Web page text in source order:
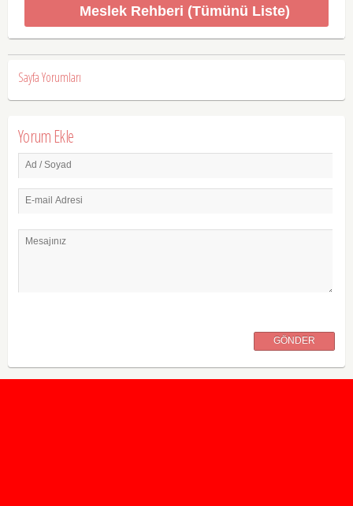
Meslek Rehberi (Tümünü Liste)
Sayfa Yorumları
Yorum Ekle
Ad / Soyad
E-mail Adresi
Mesajınız
GÖNDER